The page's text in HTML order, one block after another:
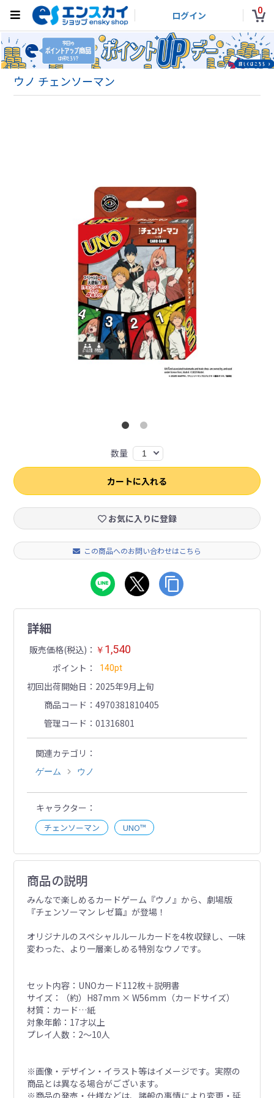
ログイン 0
ウノ チェンソーマン
数量 1
カートに入れる
お気に入りに登録
この商品へのお問い合わせはこちら
詳細
販売価格(税込) ￥ 1,540
ポイント 140pt
初回出荷開始日
2025年9月上旬
商品コード
4970381810405
管理コード
01316801
関連カテゴリ
ゲーム ウノ
キャラクター
チェンソーマン UNO™
商品の説明
みんなで楽しめるカードゲーム『ウノ』から、劇場版
『チェンソーマン レゼ篇』が登場！
オリジナルのスペシャルルールカードを4枚収録し、一味
変わった、より一層楽しめる特別なウノです。
セット内容：UNOカード112枚＋説明書
サイズ：（約）H87mm × W56mm（カードサイズ）
材質：カード…紙
対象年齢：17才以上
プレイ人数：2〜10人
※画像・デザイン・イラスト等はイメージです。実際の
商品とは異なる場合がございます。
※商品の発売・仕様などは、諸般の事情により変更・延